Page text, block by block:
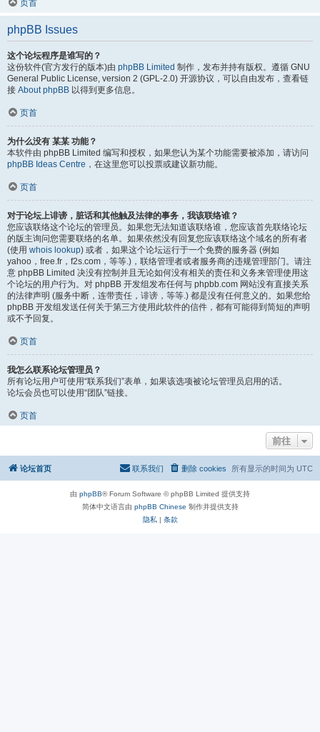
页首
phpBB Issues
这个论坛程序是谁写的？
这份软件(官方发行的版本)由 phpBB Limited 制作，发布并持有版权。遵循 GNU
General Public License, version 2 (GPL-2.0) 开源协议，可以自由发布，查看链
接 About phpBB 以得到更多信息。
页首
为什么没有 某某 功能？
本软件由 phpBB Limited 编写和授权，如果您认为某个功能需要被添加，请访问
phpBB Ideas Centre ，在这里您可以投票或建议新功能。
页首
对于论坛上诽谤，脏话和其他触及法律的事务，我该联络谁？
您应该联络这个论坛的管理员。如果您无法知道该联络谁，您应该首先联络论坛
的版主询问您需要联络的名单。如果依然没有回复您应该联络这个域名的所有者
(使用 whois lookup) 或者，如果这个论坛运行于一个免费的服务器 (例如
yahoo，free.fr，f2s.com，等等.)，联络管理者或者服务商的违规管理部门。请注
意 phpBB Limited 决没有控制并且无论如何没有相关的责任和义务来管理使用这
个论坛的用户行为。对 phpBB 开发组发布任何与 phpbb.com 网站没有直接关系
的法律声明 (服务中断，连带责任，诽谤，等等.) 都是没有任何意义的。如果您给
phpBB 开发组发送任何关于第三方使用此软件的信件，都有可能得到简短的声明
或不予回复。
页首
我怎么联系论坛管理员？
所有论坛用户可使用“联系我们”表单，如果该选项被论坛管理员启用的话。
论坛会员也可以使用“团队”链接。
页首
前往
论坛首页 所有显示的时间为 UTC
删除 cookies
联系我们
由 phpBB® Forum Software © phpBB Limited 提供支持
简体中文语言由 phpBB Chinese 制作并提供支持
隐私 | 条款